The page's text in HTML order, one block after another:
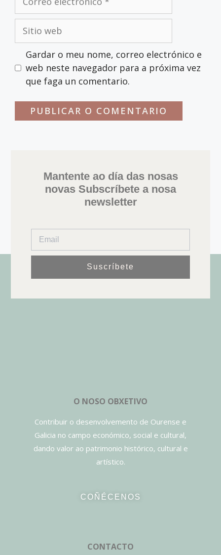
Gardar o meu nome, correo electrónico e
web neste navegador para a próxima vez
que faga un comentario.
Mantente ao día das nosas
novas Subscríbete a nosa
newsletter
Suscríbete
O NOSO OBXETIVO
Contribuir o desenvolvemento de Ourense e
Galicia no campo económico, social e cultural,
dando valor ao patrimonio histórico, cultural e
artístico.
COÑÉCENOS
CONTACTO